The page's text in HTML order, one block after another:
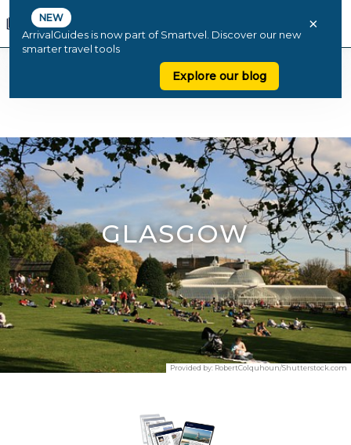
NEW
ArrivalGuides is now part of Smartvel. Discover our new
smarter travel tools
Explore our blog
×
GLASGOW
Provided by: RobertColquhoun/Shutterstock.com